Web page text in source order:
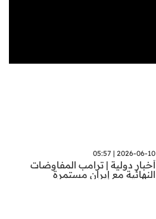
2026-06-10 | 05:57
أخبار دولية | ترامب المفاوضات
النهائية مع إيران مستمرة